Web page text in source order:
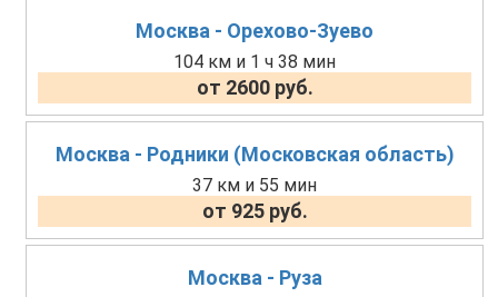
Москва - Орехово-Зуево
104 км и 1 ч 38 мин
от 2600 руб.
Москва - Родники (Московская область)
37 км и 55 мин
от 925 руб.
Москва - Руза